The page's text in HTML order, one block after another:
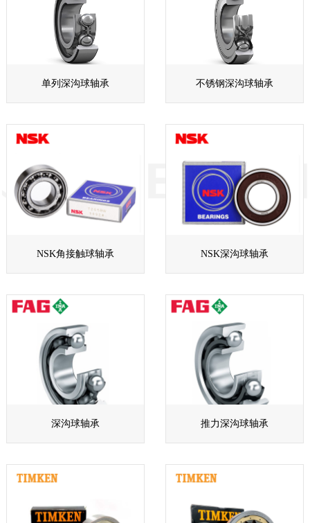
单列深沟球轴承 不锈钢深沟球轴承
NSK角接触球轴承 NSK深沟球轴承
深沟球轴承 推力深沟球轴承